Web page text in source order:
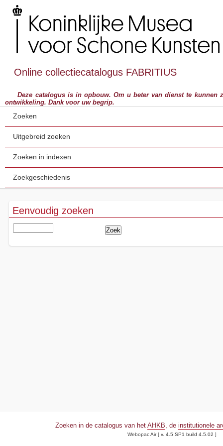
Online collectiecatalogus FABRITIUS
Deze catalogus is in opbouw. Om u beter van dienst te kunnen
ontwikkeling. Dank voor uw begrip.
Zoeken
Uitgebreid zoeken
Zoeken in indexen
Zoekgeschiedenis
Eenvoudig zoeken
Zoeken in de catalogus van het AHKB, de institutionele
Webopac Air [ v. 4.5 SP1 build 4.5.02 ]